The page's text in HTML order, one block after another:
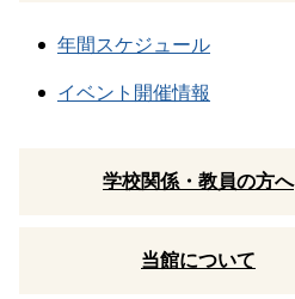
年間スケジュール
イベント開催情報
学校関係・教員の方へ
当館について